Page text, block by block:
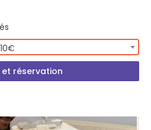
et réservation